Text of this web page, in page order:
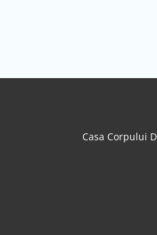
Casa Corpului